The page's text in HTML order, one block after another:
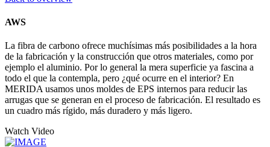
AWS
La fibra de carbono ofrece muchísimas más posibilidades a la hora
de la fabricación y la construcción que otros materiales, como por
ejemplo el aluminio. Por lo general la mera superficie ya fascina a
todo el que la contempla, pero ¿qué ocurre en el interior? En
MERIDA usamos unos moldes de EPS internos para reducir las
arrugas que se generan en el proceso de fabricación. El resultado es
un cuadro más rígido, más duradero y más ligero.
Watch Video